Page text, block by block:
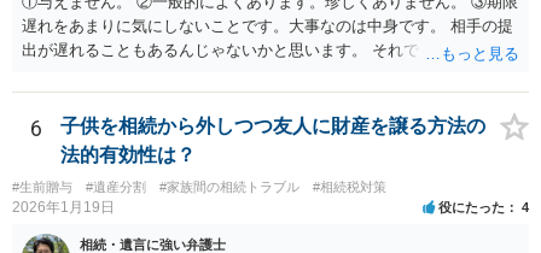
遅れをあまりに気にしないことです。大事なのは中身です。 相手の提
出が遅れることもあるんじゃないかと思います。 それでもあなた有利
6
子供を相続から外しつつ友人に財産を譲る方法の
法的有効性は？
#生前贈与 #遺産分割 #家族間の相続トラブル #相続税対策
2026年1月19日 役にたった 4
相続・遺言に強い弁護士